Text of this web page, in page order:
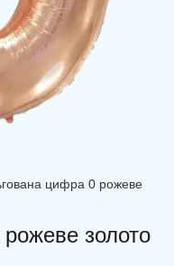
цифра 0 рожеве
золото